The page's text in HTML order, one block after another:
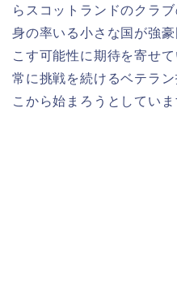
らスコットランドのクラ
身の率いる小さな国が強
こす可能性に期待を寄せて
常に挑戦を続けるベテラ
こから始まろうとしていま